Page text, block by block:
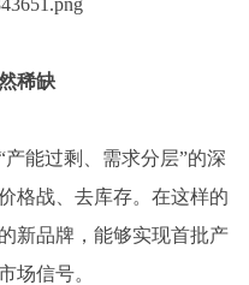
稀缺
能过剩、需求分层”的深
格战、去库存。在这样的
新品牌，能够实现首批产
场信号。